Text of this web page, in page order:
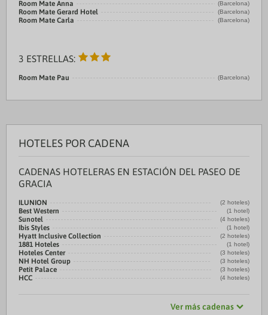
Room Mate Anna (Barcelona)
Room Mate Gerard Hotel (Barcelona)
Room Mate Carla (Barcelona)
3 ESTRELLAS:
Room Mate Pau (Barcelona)
HOTELES POR CADENA
CADENAS HOTELERAS EN ESTACIÓN DEL PASEO DE
GRACIA
ILUNION (2 hoteles)
Best Western (1 hotel)
Sunotel (4 hoteles)
Ibis Styles (1 hotel)
Hyatt Inclusive Collection (2 hoteles)
1881 Hoteles (1 hotel)
Hoteles Center (3 hoteles)
NH Hotel Group (3 hoteles)
Petit Palace (3 hoteles)
HCC (4 hoteles)
Ver más cadenas